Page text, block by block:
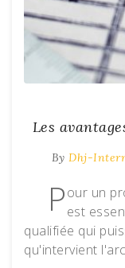
Les
ByDhj-
Pour un
est
qualifiée qui
qu'intervient